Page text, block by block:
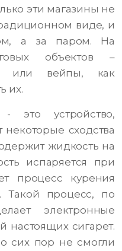
эти магазины не
виде, и
а за паром. На
объектов –
или вейпы, как
их.
- это устройство,
некоторые сходства
жидкость на
испаряется при
процесс курения
Такой процесс, по
электронные
настоящих сигарет.
сих пор не смогли